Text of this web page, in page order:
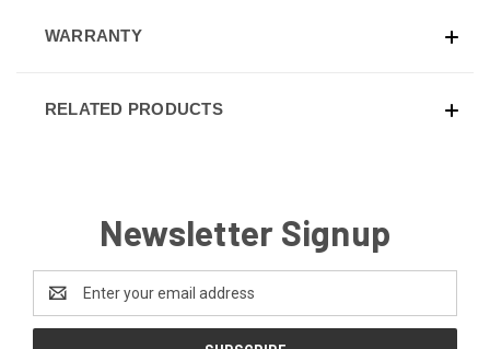
WARRANTY
RELATED PRODUCTS
Newsletter Signup
Address